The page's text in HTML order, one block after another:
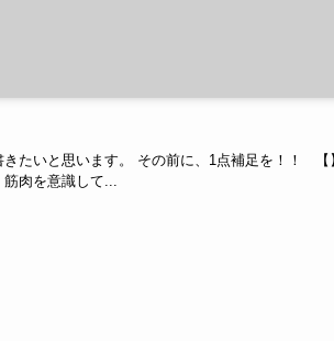
たいと思います。 その前に、1点補足を！！ 【
肉を意識して...